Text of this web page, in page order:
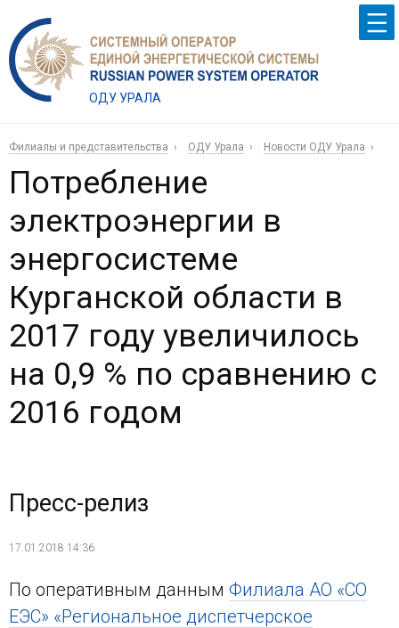
ОДУ УРАЛА
Филиалы и представительства ОДУ Урала Новости ОДУ Урала
Потребление
электроэнергии в
энергосистеме
Курганской области в
2017 году увеличилось
на 0,9 % по сравнению с
2016 годом
Пресс-релиз
17.01.2018 14:36
По оперативным данным Филиала АО «СО
ЕЭС» «Региональное диспетчерское